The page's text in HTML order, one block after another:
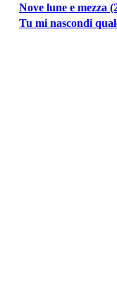
Nove lune e mezza
Tu mi nascondi